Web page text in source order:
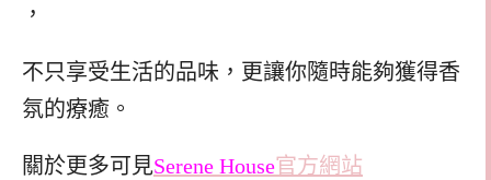
，
不只享受生活的品味，更讓你隨時能夠獲得香
氛的療癒。
關於更多可見Serene House官方網站